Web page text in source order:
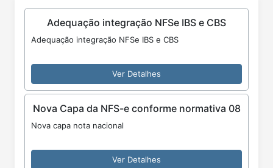
Adequação integração NFSe IBS e CBS
Adequação integração NFSe IBS e CBS
Ver Detalhes
Nova Capa da NFS-e conforme normativa 08
Nova capa nota nacional
Ver Detalhes